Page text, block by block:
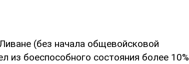
(без начала общевойсковой
из боеспособного состояния более 10%